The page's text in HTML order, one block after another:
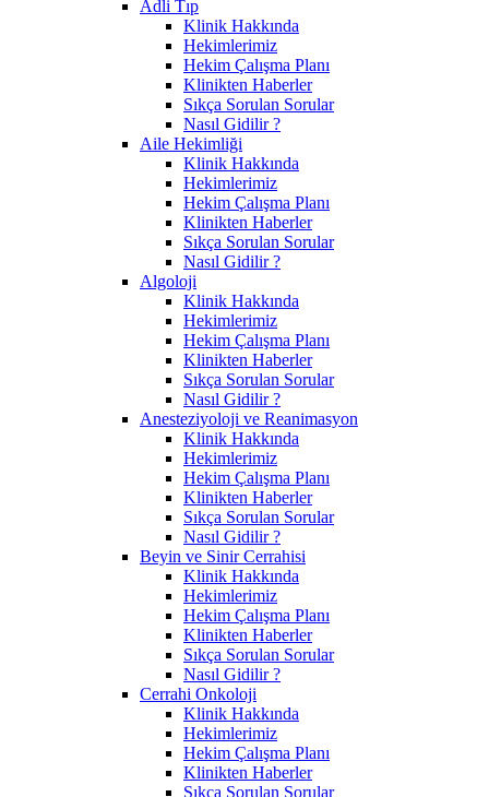
Adli Tıp
Klinik Hakkında
Hekimlerimiz
Hekim Çalışma Planı
Klinikten Haberler
Sıkça Sorulan Sorular
Nasıl Gidilir ?
Aile Hekimliği
Klinik Hakkında
Hekimlerimiz
Hekim Çalışma Planı
Klinikten Haberler
Sıkça Sorulan Sorular
Nasıl Gidilir ?
Algoloji
Klinik Hakkında
Hekimlerimiz
Hekim Çalışma Planı
Klinikten Haberler
Sıkça Sorulan Sorular
Nasıl Gidilir ?
Anesteziyoloji ve Reanimasyon
Klinik Hakkında
Hekimlerimiz
Hekim Çalışma Planı
Klinikten Haberler
Sıkça Sorulan Sorular
Nasıl Gidilir ?
Beyin ve Sinir Cerrahisi
Klinik Hakkında
Hekimlerimiz
Hekim Çalışma Planı
Klinikten Haberler
Sıkça Sorulan Sorular
Nasıl Gidilir ?
Cerrahi Onkoloji
Klinik Hakkında
Hekimlerimiz
Hekim Çalışma Planı
Klinikten Haberler
Sıkça Sorulan Sorular